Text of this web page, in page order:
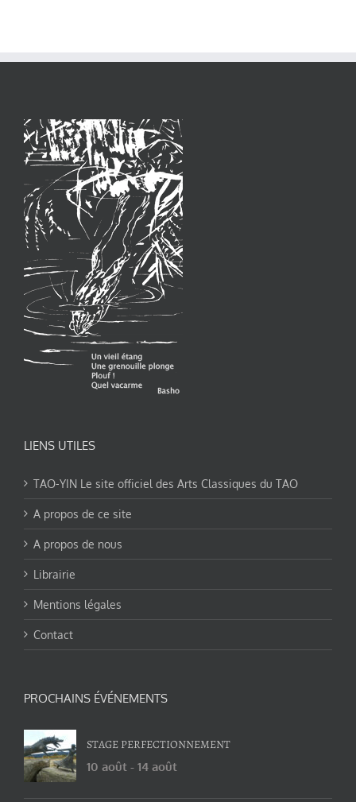
LIENS UTILES
TAO-YIN Le site officiel des Arts Classiques du TAO
A propos de ce site
A propos de nous
Librairie
Mentions légales
Contact
PROCHAINS ÉVÉNEMENTS
STAGE PERFECTIONNEMENT
10 août - 14 août